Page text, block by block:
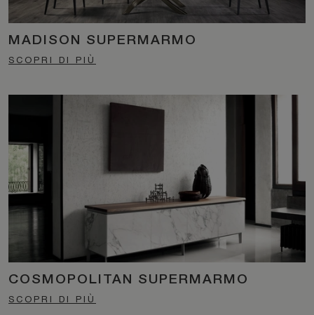
MADISON SUPERMARMO
SCOPRI DI PIÙ
COSMOPOLITAN SUPERMARMO
SCOPRI DI PIÙ